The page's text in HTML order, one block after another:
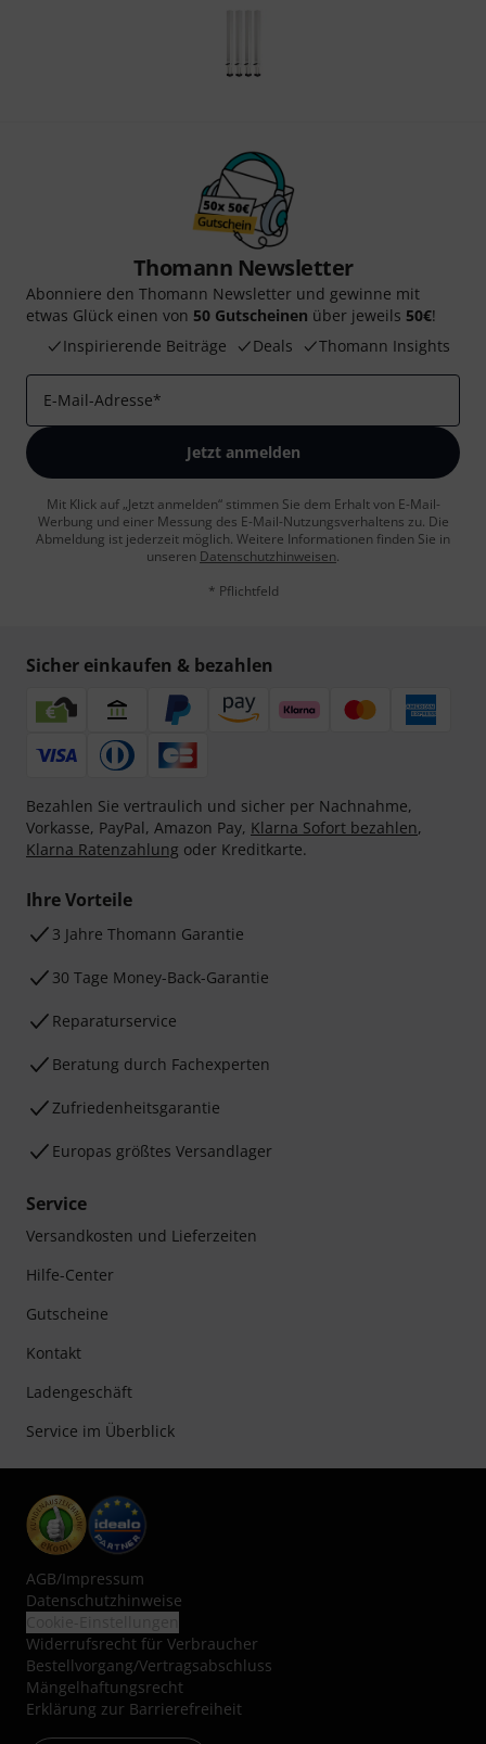
Thomann Newsletter
Abonniere den Thomann Newsletter und gewinne mit
etwas Glück einen von 50 Gutscheinen über jeweils 50€!
Inspirierende Beiträge
Deals Thomann Insights
E-Mail-Adresse*
Jetzt anmelden
Mit Klick auf „Jetzt anmelden“ stimmen Sie dem Erhalt von E-Mail-
Werbung und einer Messung des E-Mail-Nutzungsverhaltens zu. Die
Abmeldung ist jederzeit möglich. Weitere Informationen finden Sie in
unseren Datenschutzhinweisen.
* Pflichtfeld
Sicher einkaufen & bezahlen
Bezahlen Sie vertraulich und sicher per Nachnahme,
Vorkasse, PayPal, Amazon Pay, Klarna Sofort bezahlen,
Klarna Ratenzahlung oder Kreditkarte.
Ihre Vorteile
3 Jahre Thomann Garantie
30 Tage Money-Back-Garantie
Reparaturservice
Beratung durch Fachexperten
Zufriedenheitsgarantie
Europas größtes Versandlager
Service
Versandkosten und Lieferzeiten
Hilfe-Center
Gutscheine
Kontakt
Ladengeschäft
Service im Überblick
AGB/Impressum
Datenschutzhinweise
Widerrufsrecht für Verbraucher
Bestellvorgang/Vertragsabschluss
Mängelhaftungsrecht
Erklärung zur Barrierefreiheit